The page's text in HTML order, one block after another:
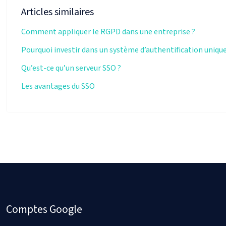
Articles similaires
Comment appliquer le RGPD dans une entreprise ?
Pourquoi investir dans un système d’authentification
Qu’est-ce qu’un serveur SSO ?
Les avantages du SSO
Comptes Google